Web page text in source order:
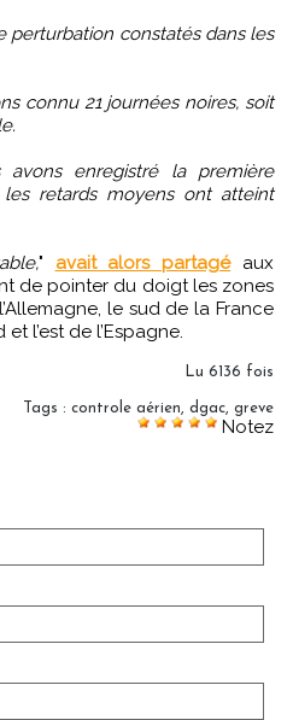
perturbation constatés dans les
connu 21 journées noires, soit
enregistré la première
retards moyens ont atteint
" avait alors partagéaux
de pointer du doigt les zones
le sud de la France
l’est de l’Espagne.
Lu 6136 fois
Tags : controle aérien, dgac, greve
Notez